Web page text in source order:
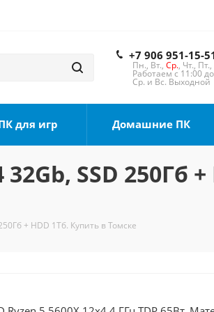
+7 906 951-15-
Пн., Вт., Ср., Чт.,
Работаем с 11:00
Ср. и Вс. Выходной
для игр Домашние ПК
SSD 250Гб
+ HDD 1Тб. Купить в Томске